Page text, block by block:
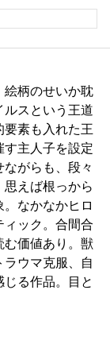
絵柄のせいか耽
ルスという王道
要素も入れた王
す主人子を設定
がらも、段々
思えば根っから
なかなかヒロ
ィック。合間合
む価値あり。獣
ウマ克服、自
る作品。目と